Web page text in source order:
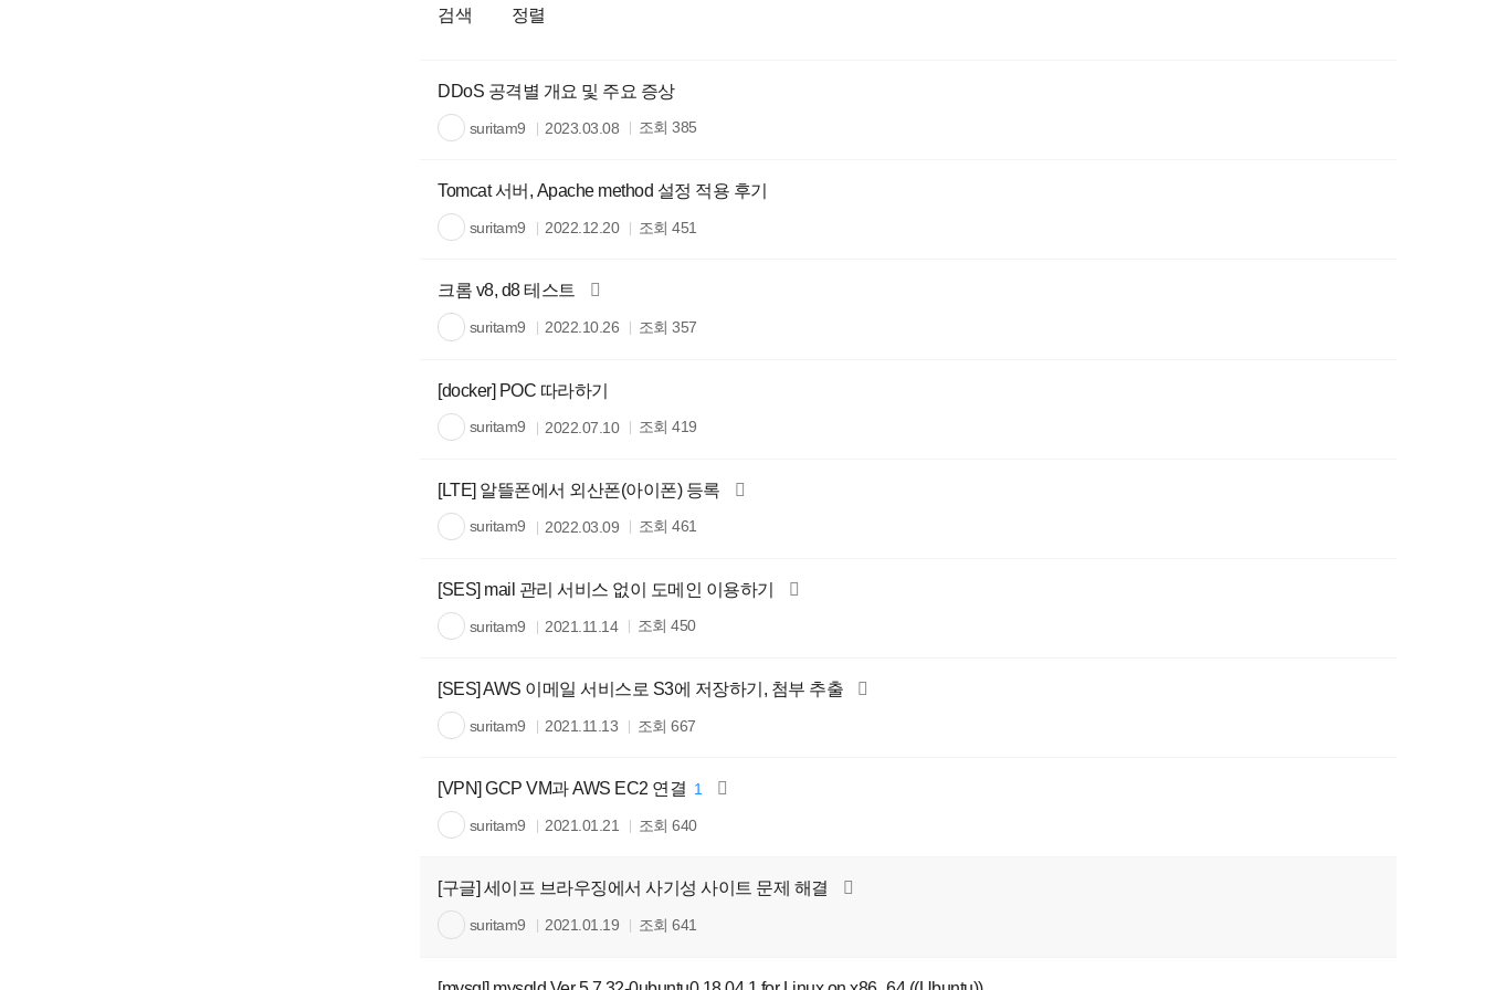
검색 정렬
DDoS 공격별 개요 및 주요 증상
suritam9 2023.03.08 조회385
Tomcat 서버, Apache method 설정 적용 후기
suritam9 2022.12.20 조회451
크롬 v8, d8 테스트
suritam9 2022.10.26 조회357
[docker] POC 따라하기
suritam9 2022.07.10 조회419
[LTE] 알뜰폰에서 외산폰(아이폰) 등록
suritam9 2022.03.09 조회461
[SES] mail 관리 서비스 없이 도메인 이용하기
suritam9 2021.11.14 조회450
[SES] AWS 이메일 서비스로 S3에 저장하기, 첨부 추출
suritam9 2021.11.13 조회667
[VPN] GCP VM과 AWS EC2 연결 1
suritam9 2021.01.21 조회640
[구글] 세이프 브라우징에서 사기성 사이트 문제 해결
suritam9 2021.01.19 조회641